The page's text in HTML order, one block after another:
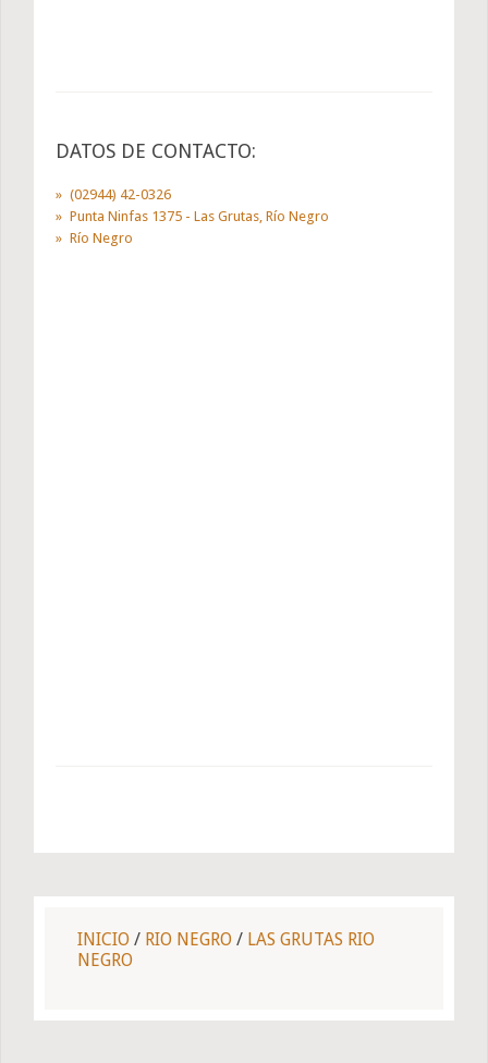
DATOS DE CONTACTO:
(02944) 42-0326
Punta Ninfas 1375 - Las Grutas, Río Negro
Río Negro
INICIO / RIO NEGRO / LAS GRUTAS RIO
NEGRO